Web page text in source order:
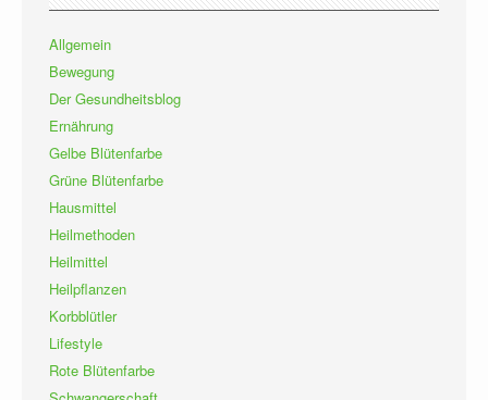
Allgemein
Bewegung
Der Gesundheitsblog
Ernährung
Gelbe Blütenfarbe
Grüne Blütenfarbe
Hausmittel
Heilmethoden
Heilmittel
Heilpflanzen
Korbblütler
Lifestyle
Rote Blütenfarbe